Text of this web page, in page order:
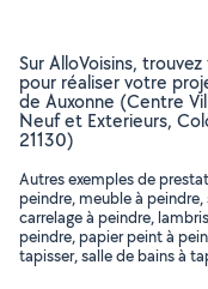
Sur AlloVoisins,
pour réaliser votre
de Auxonne (Centre
Neuf et Exterieurs,
21130)
Autres exemples de
peindre, meuble à
carrelage à peindre,
peindre, papier peint à
tapisser, salle de bains à